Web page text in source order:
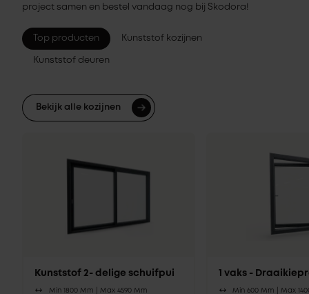
project samen en bestel vandaag nog bij Skodora!
Top producten Kunststof kozijnen
Kunststof deuren
Bekijk alle kozijnen
Kunststof 2- delige schuifpui
Min 1800 Mm | Max 4590 Mm
1 vaks -
Min 600 Mm |Max